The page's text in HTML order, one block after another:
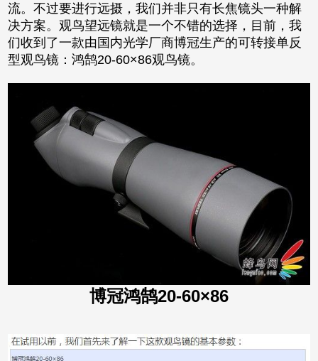
流。不过要进行远摄，我们并非只有长焦镜头一种解
决方案。观鸟望远镜就是一个不错的选择，目前，我
们收到了一款由国内光学厂商博冠生产的可转接单反
型观鸟镜：鸿鹄20-60×86观鸟镜。
博冠鸿鹄20-60×86